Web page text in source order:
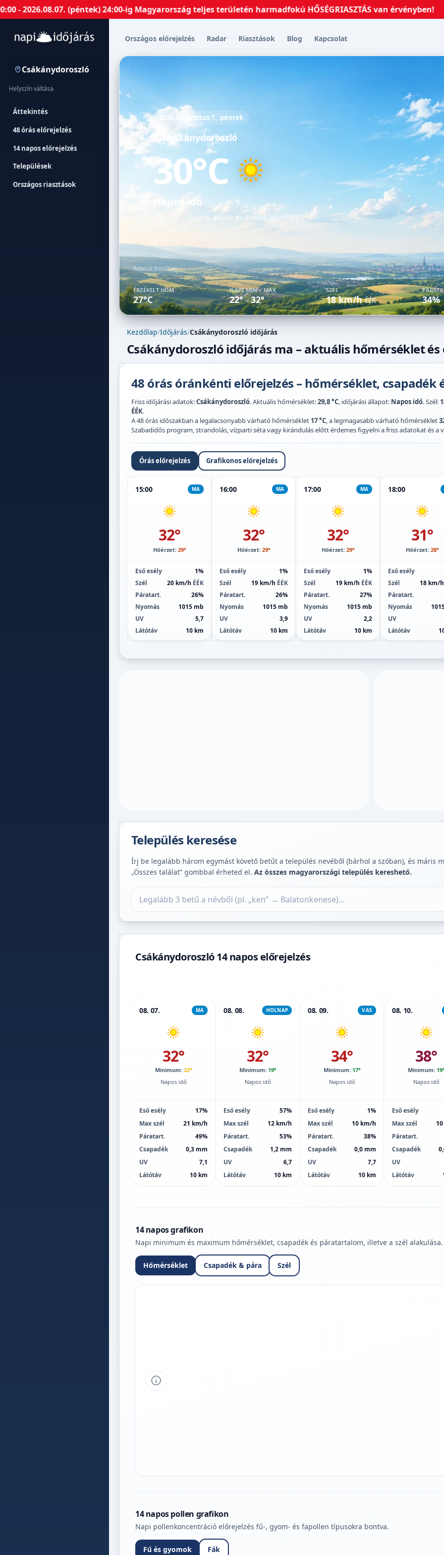
(péntek) 24:00-ig Magyarország teljes területén harmadfokú HŐSÉGRIASZTÁS van érvényben!
Csákánydoroszló
Helyszín váltása
Áttekintés
48 órás előrejelzés
14 napos előrejelzés
Települések
Országos riasztások
Országos előrejelzés Radar Riasztások Blog Kapcsolat
2026. augusztus 7., péntek
Csákánydoroszló
30°C
Napos idő
Erős UV – naptej, sapka és árnyék ajánlott!
Adatok frissítve:
ÉRZÉKELT HŐM.
27°C
NAPI MIN – MAX
22° –32°
SZÉL
18 km/hÉÉK 34%
Kezdőlap/Időjárás/Csákánydoroszló időjárás
Csákánydoroszló időjárás ma – aktuális hőmérséklet és
48 órás óránkénti előrejelzés – hőmérséklet, csapadék
Friss időjárási adatok:Csákánydoroszló. Aktuális hőmérséklet:29,8 °C, időjárási állapot: Napos idő. Szél:
ÉÉK.
A 48 órás időszakban a legalacsonyabb várható hőmérséklet 17 °C, a legmagasabb várható hőmérséklet
Szabadidős program, strandolás, vízparti séta vagy kirándulás előtt érdemes figyelni a friss adatokat és a
Órás előrejelzés Grafikonos előrejelzés
15:00 MA
32°
Hőérzet: 29°
Eső esély
1%
Szél
20 km/h ÉÉK
Páratart.
26%
Nyomás
1015 mb
UV
5,7
Látótáv
10 km
16:00 MA
32°
Hőérzet: 29°
Eső esély
1%
Szél
19 km/h ÉÉK
Páratart.
26%
Nyomás
1015 mb
UV
3,9
Látótáv
10 km
17:00 MA
32°
Hőérzet: 29°
Eső esély
1%
Szél
19 km/h ÉÉK
Páratart.
27%
Nyomás
1015 mb
UV
2,2
Látótáv
10 km
18:00
31°
Hőérzet: 28°
Eső esély
Szél
18 km/h
Páratart.
Nyomás
UV
Látótáv
Település keresése
Írj be legalább három egymást követő betűt a település nevéből (bárhol a szóban), és máris
„Összes találat” gombbal érheted el. Az összes magyarországi település kereshető.
Csákánydoroszló 14 napos előrejelzés
08. 07. MA
32°
Minimum: 22°
Napos idő
Eső esély
17%
Max szél
21 km/h
Páratart.
49%
Csapadék
0,3 mm
UV
7,1
Látótáv
10 km
08. 08. HOLNAP
32°
Minimum: 19°
Napos idő
Eső esély
57%
Max szél
12 km/h
Páratart.
53%
Csapadék
1,2 mm
UV
6,7
Látótáv
10 km
08. 09. VAS
34°
Minimum: 17°
Napos idő
Eső esély
1%
Max szél
10 km/h
Páratart.
38%
Csapadék
0,0 mm
UV
7,7
Látótáv
10 km
08. 10.
38°
Minimum:
Napos idő
Eső esély
Max szél
Páratart.
Csapadék
UV
Látótáv
14 napos grafikon
Napi minimum és maximum hőmérséklet, csapadék és páratartalom, illetve a szél alakulása.
Hőmérséklet Csapadék & pára Szél
Tipp a grafikon jelmagyarázatához
14 napos pollen grafikon
Napi pollenkoncentráció előrejelzés fű-, gyom- és fapollen típusokra bontva.
Fű és gyomok Fák